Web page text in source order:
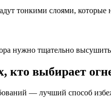
тонкими слоями, которые
нужно тщательно
кто выбирает
— лучший способ